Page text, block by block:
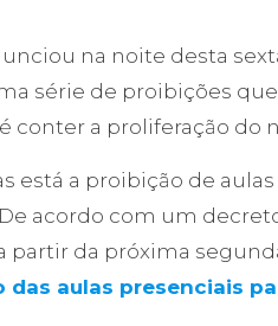
na noite desta
série de proibições
conter a proliferação do
está a proibição de
acordo com um
partir da próxima
aulas presenciais